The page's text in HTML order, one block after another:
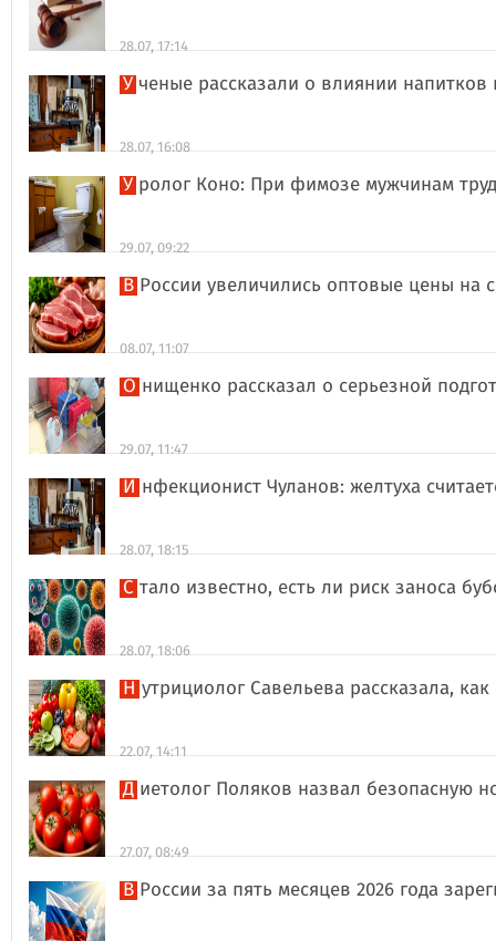
28.07, 17:14
Ученые рассказали о влиянии
28.07, 16:08
Уролог Коно: При фимозе мужчинам
29.07, 09:22
В России увеличились оптовые цены на
08.07, 11:07
Онищенко рассказал о серьезной
29.07, 11:47
Инфекционист Чуланов: желтуха
28.07, 18:15
Стало известно, есть ли риск заноса
28.07, 18:06
Нутрициолог Савельева рассказала,
22.07, 14:11
Диетолог Поляков назвал безопасную
27.07, 08:49
В России за пять месяцев 2026 года